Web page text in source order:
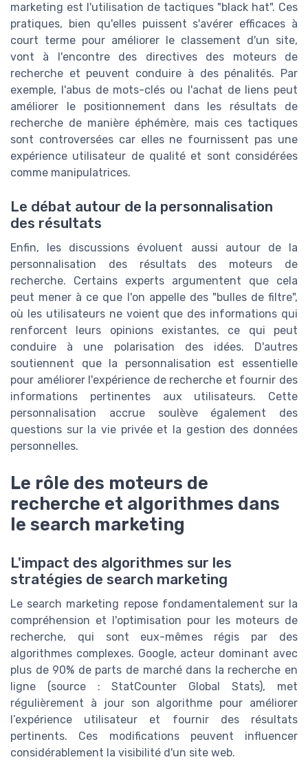
marketing est l'utilisation de tactiques "black hat". Ces
pratiques, bien qu'elles puissent s'avérer efficaces à
court terme pour améliorer le classement d'un site,
vont à l'encontre des directives des moteurs de
recherche et peuvent conduire à des pénalités. Par
exemple, l'abus de mots-clés ou l'achat de liens peut
améliorer le positionnement dans les résultats de
recherche de manière éphémère, mais ces tactiques
sont controversées car elles ne fournissent pas une
expérience utilisateur de qualité et sont considérées
comme manipulatrices.
Le débat autour de la personnalisation
des résultats
Enfin, les discussions évoluent aussi autour de la
personnalisation des résultats des moteurs de
recherche. Certains experts argumentent que cela
peut mener à ce que l'on appelle des "bulles de filtre",
où les utilisateurs ne voient que des informations qui
renforcent leurs opinions existantes, ce qui peut
conduire à une polarisation des idées. D'autres
soutiennent que la personnalisation est essentielle
pour améliorer l'expérience de recherche et fournir des
informations pertinentes aux utilisateurs. Cette
personnalisation accrue soulève également des
questions sur la vie privée et la gestion des données
personnelles.
Le rôle des moteurs de
recherche et algorithmes dans
le search marketing
L'impact des algorithmes sur les
stratégies de search marketing
Le search marketing repose fondamentalement sur la
compréhension et l'optimisation pour les moteurs de
recherche, qui sont eux-mêmes régis par des
algorithmes complexes. Google, acteur dominant avec
plus de 90% de parts de marché dans la recherche en
ligne (source : StatCounter Global Stats), met
régulièrement à jour son algorithme pour améliorer
l’expérience utilisateur et fournir des résultats
pertinents. Ces modifications peuvent influencer
considérablement la visibilité d'un site web.